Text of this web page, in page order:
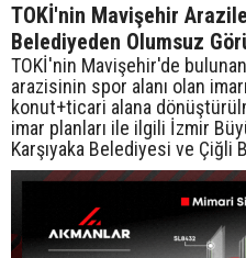
TOKİ'nin Mavişehir
Belediyeden Olumsuz
TOKİ'nin Mavişehir'de
arazisinin spor alanı olan
konut+ticari alana
imar planları ile ilgili İzmir
Karşıyaka Belediyesi ve Çiğli